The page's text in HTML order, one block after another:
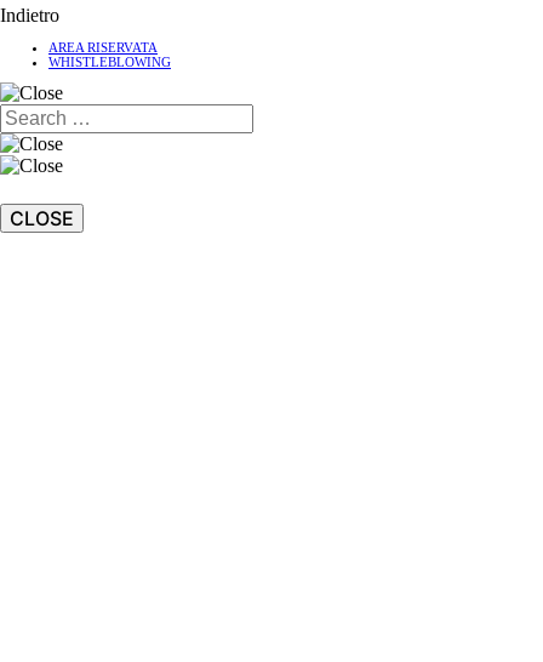
Indietro
AREA RISERVATA
WHISTLEBLOWING
CLOSE